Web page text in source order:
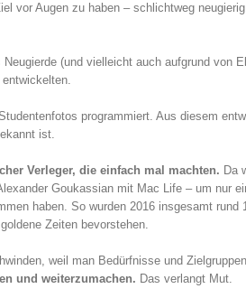
vor Augen zu haben – schlichtweg
(und vielleicht auch aufgrund von
programmiert. Aus diesem
ist.
Verleger, die einfach mal machten. Da
Goukassian mit Mac Life – um nur
haben. So wurden 2016 insgesamt rund
Zeiten bevorstehen.
weil man Bedürfnisse und
und weiterzumachen. Das verlangt Mut.